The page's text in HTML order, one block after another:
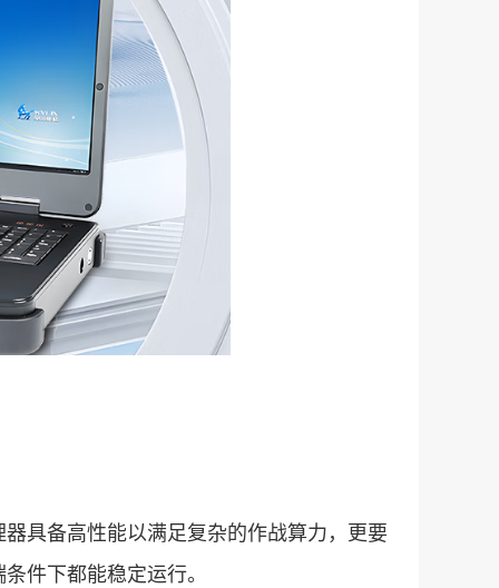
具备高性能以满足复杂的作战算力，更要
件下都能稳定运行。